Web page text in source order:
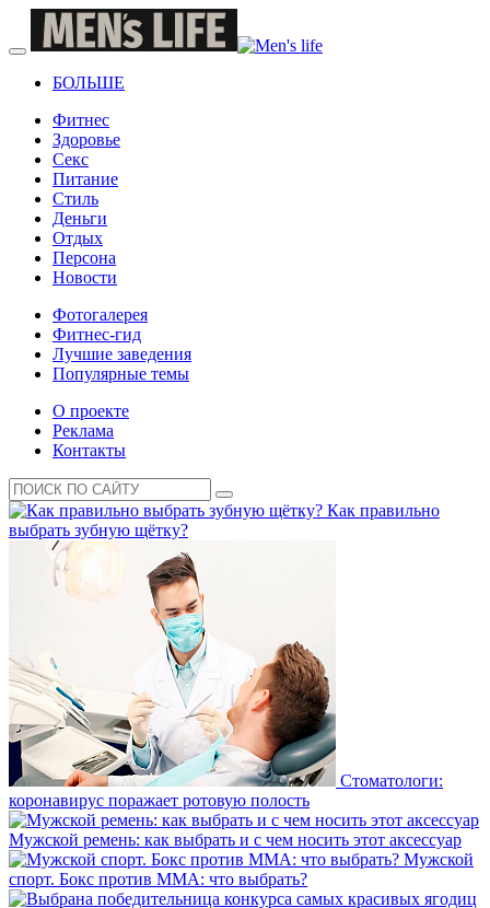
БОЛЬШЕ
Фитнес
Здоровье
Секс
Питание
Стиль
Деньги
Отдых
Персона
Новости
Фотогалерея
Фитнес-гид
Лучшие заведения
Популярные темы
О проекте
Реклама
Контакты
Как правильно
выбрать зубную щётку?
Стоматологи:
коронавирус поражает ротовую полость
Мужской ремень: как выбрать и с чем носить этот аксессуар
Мужской
спорт. Бокс против ММА: что выбрать?